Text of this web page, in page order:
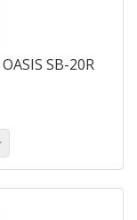
SB-20R